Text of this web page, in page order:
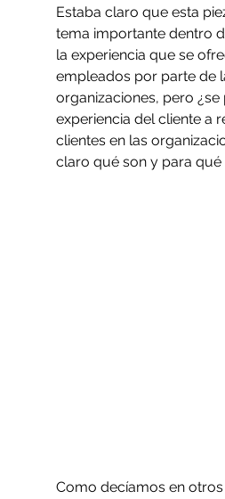
Estaba claro que esta
tema importante dentro
la experiencia que se
empleados por parte de
organizaciones, pero
experiencia del cliente a
clientes en las
claro qué son y para qué
Como decíamos en otros